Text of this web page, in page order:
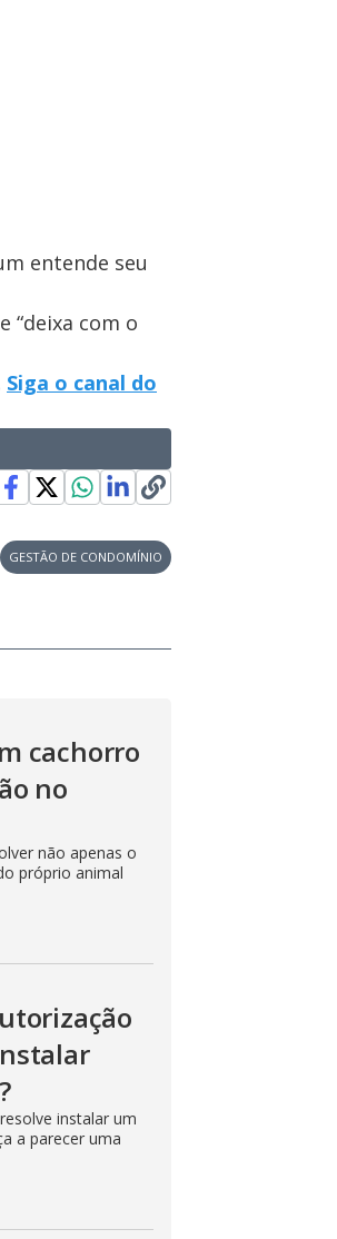
entende seu
“deixa com o
Siga o canal do
GESTÃO DE CONDOMÍNIO
cachorro
no
não apenas o
próprio animal
instalar um
a parecer uma